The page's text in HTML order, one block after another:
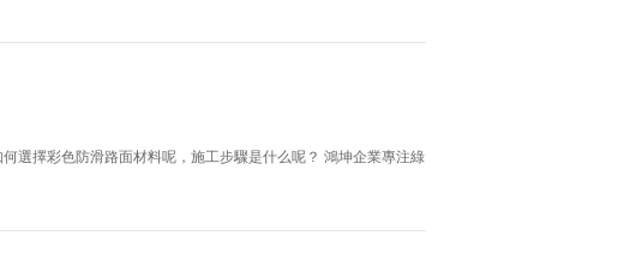
選擇彩色防滑路面材料呢，施工步驟是什么呢？ 鴻坤企業專注綠